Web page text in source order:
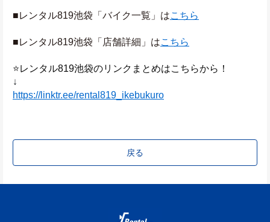
■レンタル819池袋「バイク一覧」はこちら
■レンタル819池袋「店舗詳細」はこちら
⭐️レンタル819池袋のリンクまとめはこちらから！
↓
https://linktr.ee/rental819_ikebukuro
戻る